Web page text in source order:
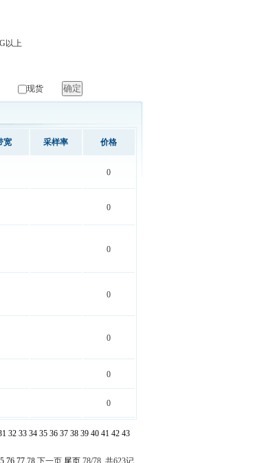
以上
现货
宽 采样率 价格
0
0
0
0
0
0
0
32 33 34 35 36 37 38 39 40 41 42 43
76 77 78 下一页 尾页 78/78 共623记